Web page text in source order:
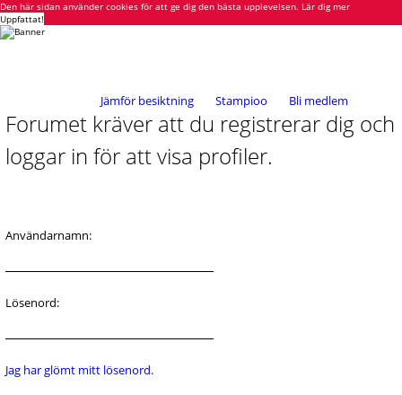
Den här sidan använder cookies för att ge dig den bästa upplevelsen. Lär dig mer
Uppfattat!
Jämför besiktning Stampioo Bli medlem
Forumet kräver att du registrerar dig och
loggar in för att visa profiler.
Användarnamn:
Lösenord:
Jag har glömt mitt lösenord.